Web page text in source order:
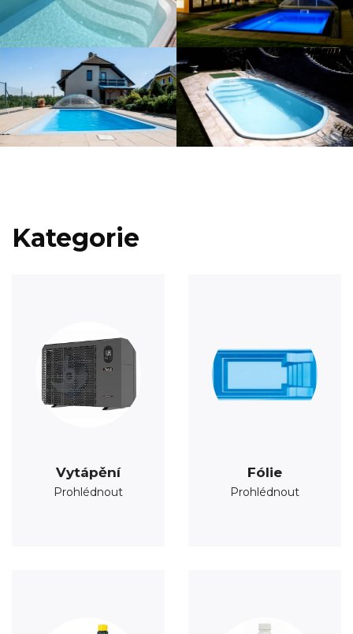
Kategorie
Vytápění
Prohlédnout
Fólie
Prohlédnout